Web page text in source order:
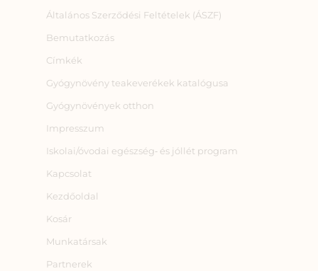
Általános Szerződési Feltételek (ÁSZF)
Bemutatkozás
Címkék
Gyógynövény teakeverékek katalógusa
Gyógynövények otthon
Impresszum
Iskolai/óvodai egészség‑ és jóllét program
Kapcsolat
Kezdőoldal
Kosár
Munkatársak
Partnerek